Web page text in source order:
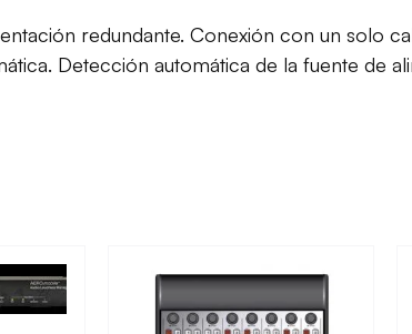
redundante. Conexión con un solo
Detección automática de la fuente de